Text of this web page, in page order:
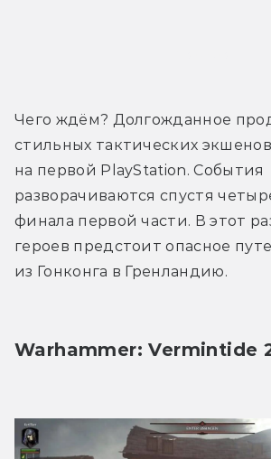
Чего ждём? Долгожданное
стильных тактических
на первой PlayStation. События
разворачиваются спустя
финала первой части. В этот
героев предстоит опасное
из Гонконга в Гренландию.
Warhammer: Vermintide